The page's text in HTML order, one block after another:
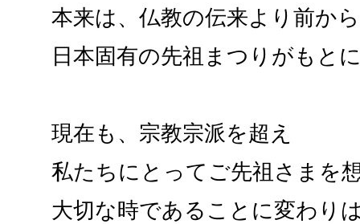
本来は、仏教の伝来より前か
日本固有の先祖まつりがもと
現在も、宗教宗派を超え
私たちにとってご先祖さまを
大切な時であることに変わり